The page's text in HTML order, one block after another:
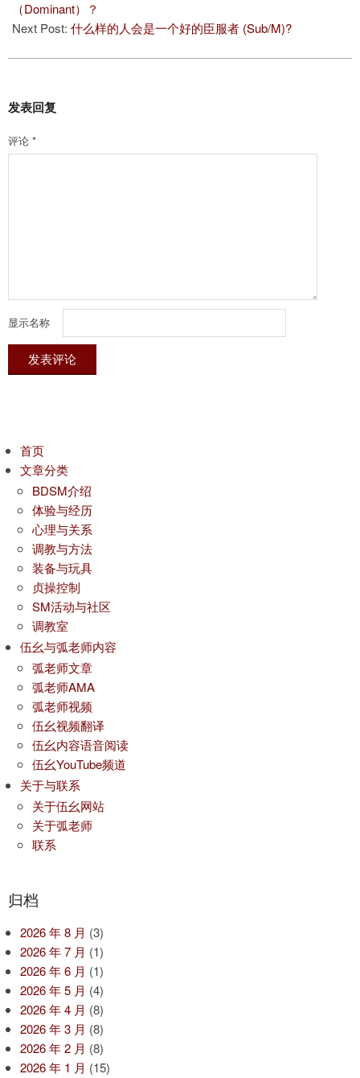
08（Dominant）？
Next Post: 什么样的人会是一个好的臣服者 (Sub/M)?
发表回复
评论 *
显示名称
首页
文章分类
BDSM介绍
体验与经历
心理与关系
调教与方法
装备与玩具
贞操控制
SM活动与社区
调教室
伍幺与弧老师内容
弧老师文章
弧老师AMA
弧老师视频
伍幺视频翻译
伍幺内容语音阅读
伍幺YouTube频道
关于与联系
关于伍幺网站
关于弧老师
联系
归档
2026 年 8 月 (3)
2026 年 7 月 (1)
2026 年 6 月 (1)
2026 年 5 月 (4)
2026 年 4 月 (8)
2026 年 3 月 (8)
2026 年 2 月 (8)
2026 年 1 月 (15)